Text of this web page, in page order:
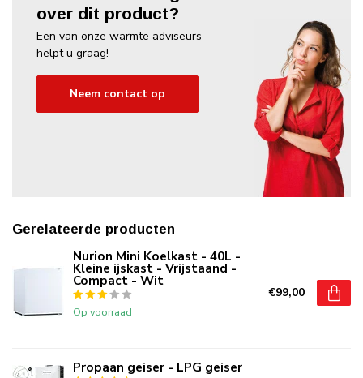
over dit product?
Een van onze warmte adviseurs
helpt u graag!
Neem contact op
Gerelateerde producten
Nurion Mini Koelkast - 40L -
Kleine ijskast - Vrijstaand -
Compact - Wit
Op voorraad
€99,00
Propaan geiser - LPG geiser